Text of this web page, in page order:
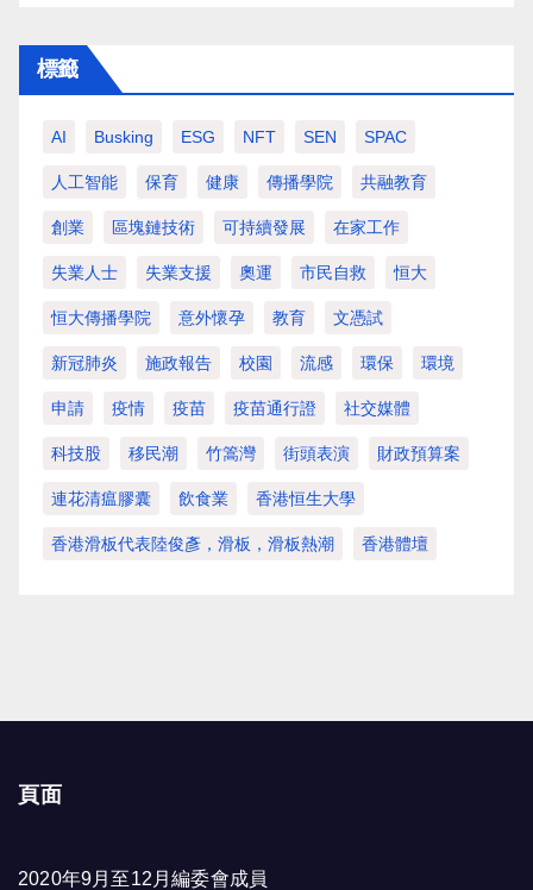
標籤
AI Busking ESG NFT SEN SPAC
人工智能 保育 健康 傳播學院 共融教育
創業 區塊鏈技術 可持續發展 在家工作
失業人士 失業支援 奧運 市民自救 恒大
恒大傳播學院 意外懷孕 教育 文憑試
新冠肺炎 施政報告 校園 流感 環保 環境
申請 疫情 疫苗 疫苗通行證 社交媒體
科技股 移民潮 竹篙灣 街頭表演 財政預算案
連花清瘟膠囊 飲食業 香港恒生大學
香港滑板代表陸俊彥，滑板，滑板熱潮 香港體壇
頁面
2020年9月至12月編委會成員